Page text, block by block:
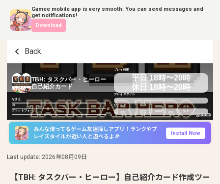
Gamee mobile app is very smooth. You can send messages and
get notifications!
Download
Back
TBH: タスクバー・ヒーロー
自己紹介カード
なまえ
ID
プラットフォーム
プレイ時間
平日 18時〜20時
休日 18時〜20時
プレイスタイル
ひとこと
みんな使ってるゲーム友達探しアプリ！ランクやプ
レイスタイルが近い人と遊べるよ🎉
Install Now
Last update: 2026年08月09日
【TBH: タスクバー・ヒーロー】自己紹介カード作成ツー